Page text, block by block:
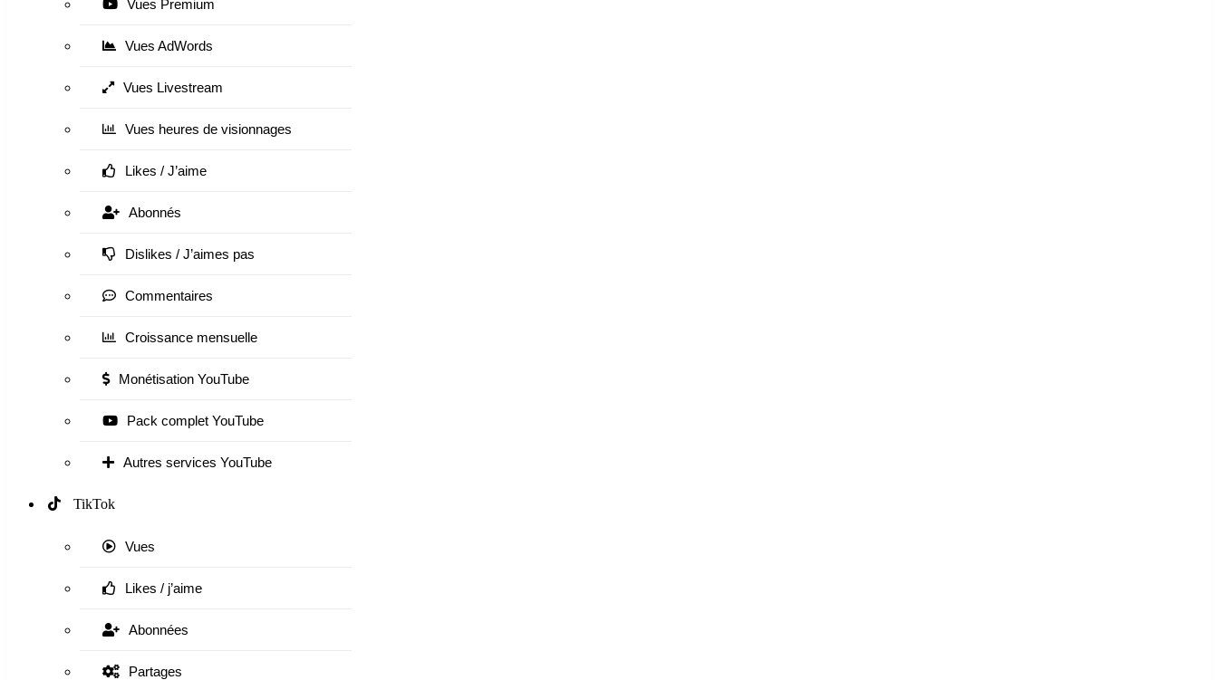
Vues Premium
Vues AdWords
Vues Livestream
Vues heures de visionnages
Likes / J’aime
Abonnés
Dislikes / J’aimes pas
Commentaires
Croissance mensuelle
Monétisation YouTube
Pack complet YouTube
Autres services YouTube
TikTok
Vues
Likes / j’aime
Abonnées
Partages